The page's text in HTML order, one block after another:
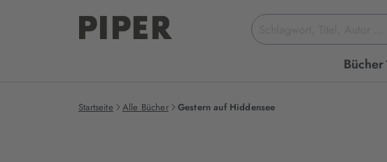
Suchbegriff
eingeben
Bücher
Startseite Alle Bücher Gestern auf Hiddensee